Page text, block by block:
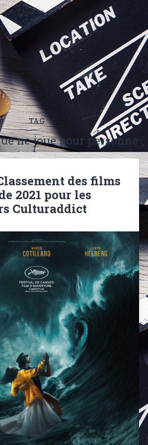
TAG
ne joue pour personne
des films
2021 pour les
Culturaddict